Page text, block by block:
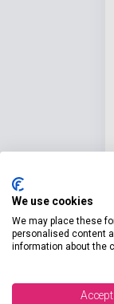
We use cookies
We may place these
personalised content
information about the